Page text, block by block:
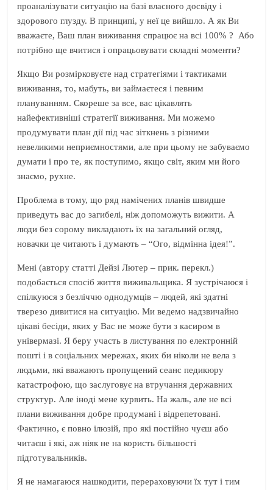
проаналізувати ситуацію на базі власного досвіду і
здорового глузду. В принципі, у неї це вийшло. А як Ви
вважаєте, Ваш план виживання спрацює на всі 100% ? Або
потрібно ще вчитися і опрацьовувати складні моменти?
Якщо Ви розмірковуєте над стратегіями і тактиками
виживання, то, мабуть, ви займаєтеся і певним
плануванням. Скореше за все, вас цікавлять
найефективніші стратегії виживання. Ми можемо
продумувати план дії під час зіткнень з різними
невеликими неприємностями, але при цьому не забуваємо
думати і про те, як поступимо, якщо світ, яким ми його
знаємо, рухне.
Проблема в тому, що ряд намічених планів швидше
приведуть вас до загибелі, ніж допоможуть вижити. А
люди без сорому викладають їх на загальний огляд,
новачки це читають і думають – “Ого, відмінна ідея!”.
Мені (автору статті Дейзі Лютер – прик. перекл.)
подобається спосіб життя виживальщика. Я зустрічаюся і
спілкуюся з безліччю однодумців – людей, які здатні
тверезо дивитися на ситуацію. Ми ведемо надзвичайно
цікаві бесіди, яких у Вас не може бути з касиром в
універмазі. Я беру участь в листування по електронній
пошті і в соціальних мережах, яких би ніколи не вела з
людьми, які вважають пропущений сеанс педикюру
катастрофою, що заслуговує на втручання державних
структур. Але іноді мене курвить. На жаль, але не всі
плани виживання добре продумані і відрепетовані.
Фактично, є повно ілюзій, про які постійно чуєш або
читаєш і які, аж ніяк не на користь більшості
підготувальників.
Я не намагаюся нашкодити, перераховуючи їх тут і тим